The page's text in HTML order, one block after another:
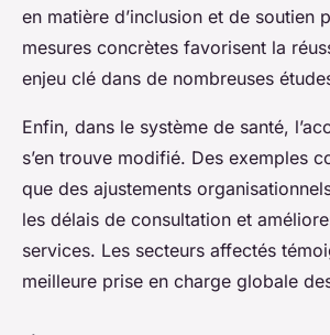
en matière d’inclusion et de soutien
mesures concrètes favorisent la
enjeu clé dans de nombreuses
Enfin, dans le système de santé,
s’en trouve modifié. Des exemples
que des ajustements
les délais de consultation et
services. Les secteurs affectés
meilleure prise en charge globale